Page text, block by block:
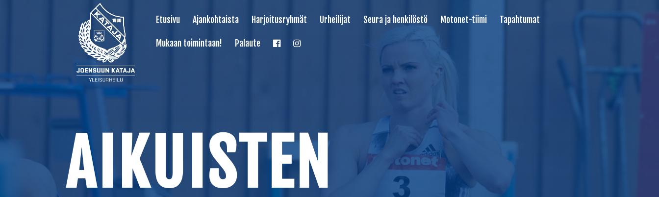
Etusivu Ajankohtaista Harjoitusryhmät Urheilijat Seura ja henkilöstö Motonet-tiimi Tapahtumat
Mukaan toimintaan! Palaute
AIKUISTEN